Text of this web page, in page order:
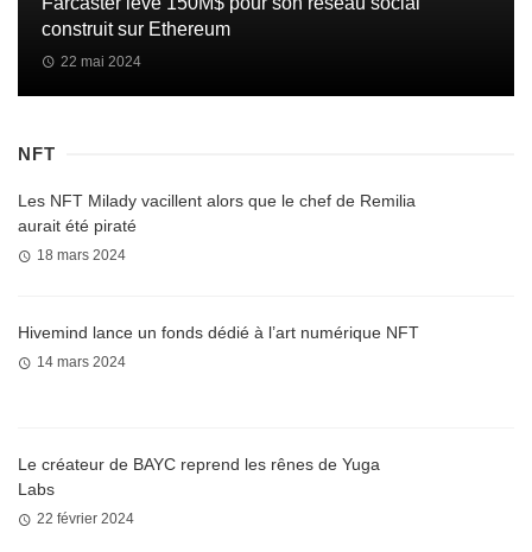
construit sur Ethereum
22 mai 2024
NFT
Les NFT Milady vacillent alors que le chef de Remilia
aurait été piraté
18 mars 2024
Hivemind lance un fonds dédié à l’art numérique NFT
14 mars 2024
Le créateur de BAYC reprend les rênes de Yuga
Labs
22 février 2024